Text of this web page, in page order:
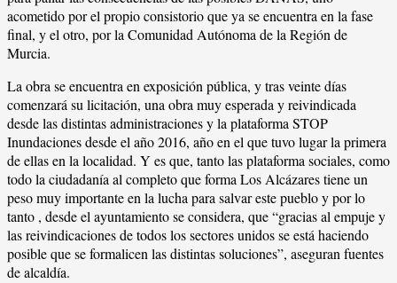
acometido por el propio consistorio que ya se encuentra en la fase
final, y el otro, por la Comunidad Autónoma de la Región de
Murcia.
La obra se encuentra en exposición pública, y tras veinte días
comenzará su licitación, una obra muy esperada y reivindicada
desde las distintas administraciones y la plataforma STOP
Inundaciones desde el año 2016, año en el que tuvo lugar la primera
de ellas en la localidad. Y es que, tanto las plataforma sociales, como
todo la ciudadanía al completo que forma Los Alcázares tiene un
peso muy importante en la lucha para salvar este pueblo y por lo
tanto , desde el ayuntamiento se considera, que “gracias al empuje y
las reivindicaciones de todos los sectores unidos se está haciendo
posible que se formalicen las distintas soluciones”, aseguran fuentes
de alcaldía.